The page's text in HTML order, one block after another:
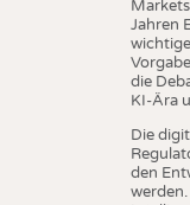
Jahren
die
KI-Ära
Die
den